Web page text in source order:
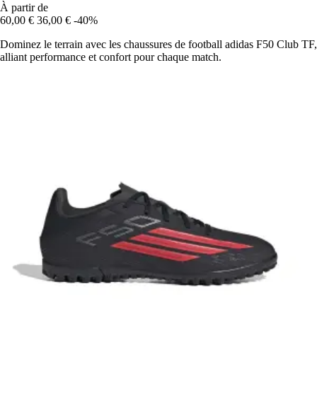
À partir de
60,00 € 36,00 € -40%
Dominez le terrain avec les chaussures de football adidas F50 Club TF,
alliant performance et confort pour chaque match.